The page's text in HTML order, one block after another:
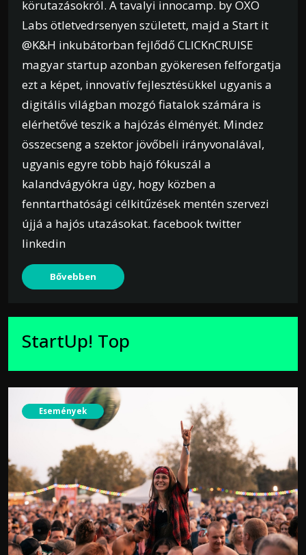
körutazásokról. A tavalyi innocamp. by OXO
Labs ötletvedrsenyen született, majd a Start it
@K&H inkubátorban fejlődő CLICKnCRUISE
magyar startup azonban gyökeresen felforgatja
ezt a képet, innovatív fejlesztésükkel ugyanis a
digitális világban mozgó fiatalok számára is
elérhetővé teszik a hajózás élményét. Mindez
összecseng a szektor jövőbeli irányvonalával,
ugyanis egyre több hajó fókuszál a
kalandvágyókra úgy, hogy közben a
fenntarthatósági célkitűzések mentén szervezi
újjá a hajós utazásokat. facebook twitter
linkedin
Bővebben
StartUp! Top
Események